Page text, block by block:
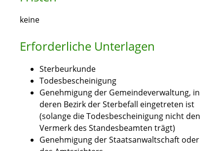
keine
Erforderliche Unterlagen
Sterbeurkunde
Todesbescheinigung
Genehmigung der Gemeindeverwaltung, in
deren Bezirk der Sterbefall eingetreten ist
(solange die Todesbescheinigung nicht den
Vermerk des Standesbeamten trägt)
Genehmigung der Staatsanwaltschaft oder